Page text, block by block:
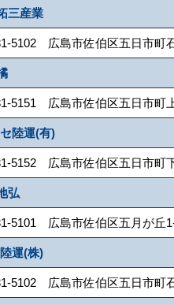
三産業
5102 広島市佐伯区五日市
5151 広島市佐伯区五日市
陸運(有)
5152 広島市佐伯区五日市
弘
5101 広島市佐伯区五月が
運(株)
5102 広島市佐伯区五日市